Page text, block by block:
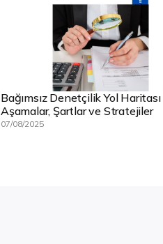
Bağımsız Denetçilik Yol Haritası
Aşamalar, Şartlar ve Stratejiler
07/08/2025